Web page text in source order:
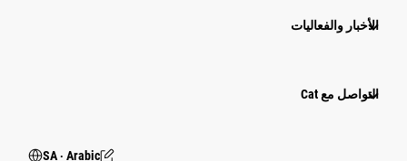
الأخبار والفعاليات
التواصل مع Cat
SA ‧ Arabic